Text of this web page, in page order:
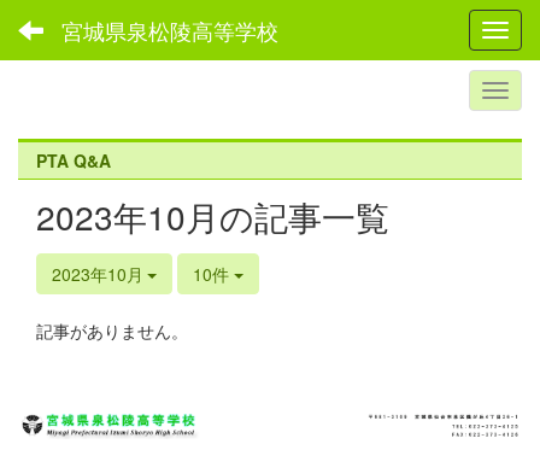
宮城県泉松陵高等学校
PTA Q&A
2023年10月の記事一覧
2023年10月 10件
記事がありません。